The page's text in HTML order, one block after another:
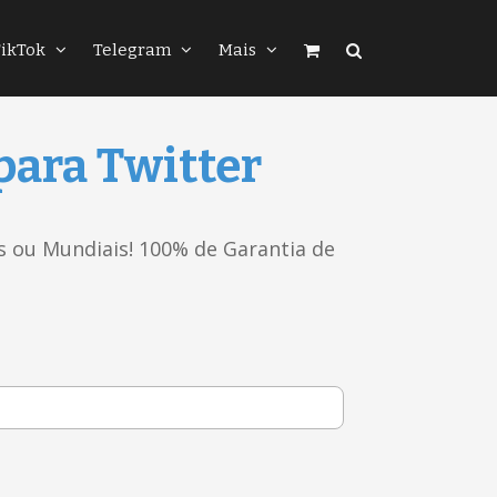
Telegram Mais
Twitter
ou Mundiais! 100% de Garantia de